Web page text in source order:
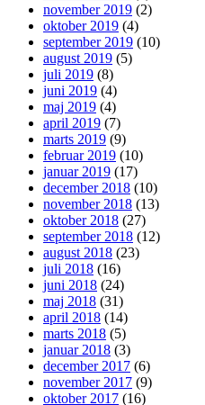
november 2019 (2)
oktober 2019 (4)
september 2019 (10)
august 2019 (5)
juli 2019 (8)
juni 2019 (4)
maj 2019 (4)
april 2019 (7)
marts 2019 (9)
februar 2019 (10)
januar 2019 (17)
december 2018 (10)
november 2018 (13)
oktober 2018 (27)
september 2018 (12)
august 2018 (23)
juli 2018 (16)
juni 2018 (24)
maj 2018 (31)
april 2018 (14)
marts 2018 (5)
januar 2018 (3)
december 2017 (6)
november 2017 (9)
oktober 2017 (16)